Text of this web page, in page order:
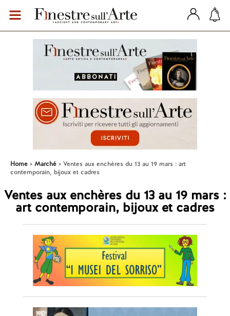
Home Marché
Ventes aux enchères du 13 au 19 mars : art
contemporain, bijoux et cadres
Ventes aux enchères du 13 au 19 mars :
art contemporain, bijoux et cadres